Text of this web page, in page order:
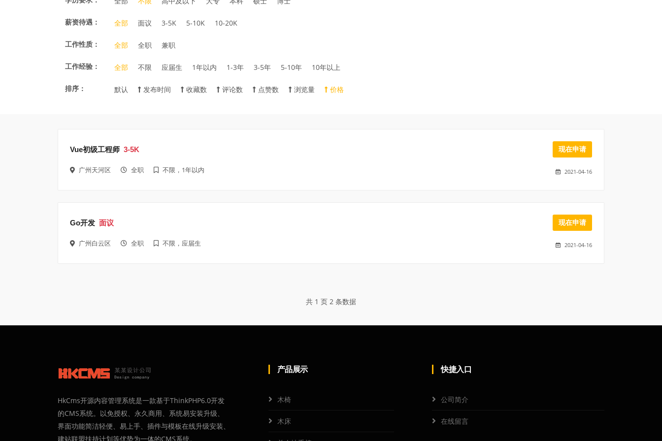
薪资待遇： 全部 面议 3-5K 5-10K 10-20K
工作性质： 全部 全职 兼职
工作经验： 全部 不限 应届生 1年以内 1-3年 3-5年 5-10年 10年以上
排序： 默认 发布时间 收藏数 评论数 点赞数 浏览量 价格
Vue初级工程师 3-5K
广州天河区 全职 不限，1年以内
现在申请
2021-04-16
Go开发 面议
广州白云区 全职 不限，应届生
现在申请
2021-04-16
共 1 页 2 条数据
HkCms开源内容管理系统是一款基于ThinkPHP6.0开发
的CMS系统。以免授权、永久商用、系统易安装升级、
界面功能简洁轻便、易上手、插件与模板在线升级安装、
建站联盟扶持计划等优势为一体的CMS系统。
产品展示
木椅
木床
快捷入口
公司简介
在线留言